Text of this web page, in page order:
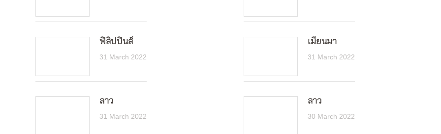
ฟิลิปปินส์
31 March 2022
เมียนมา
31 March 2022
ลาว
31 March 2022
ลาว
30 March 2022